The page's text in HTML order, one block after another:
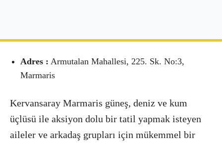
Adres : Armutalan Mahallesi, 225. Sk. No:3,
Marmaris
Kervansaray Marmaris güneş, deniz ve kum
üçlüsü ile aksiyon dolu bir tatil yapmak isteyen
aileler ve arkadaş grupları için mükemmel bir